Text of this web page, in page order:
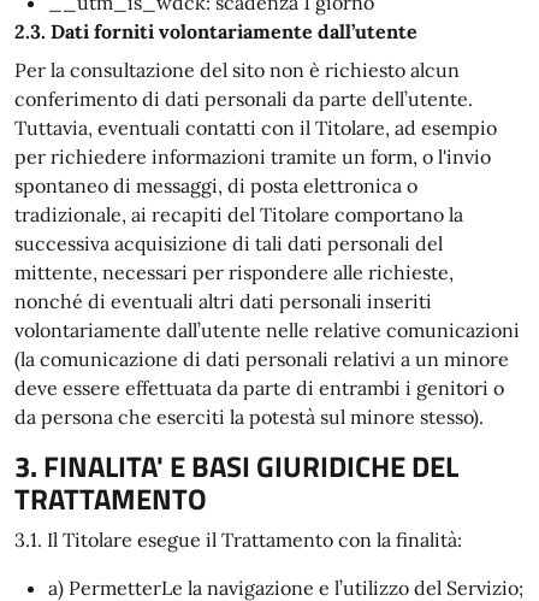
2.3. Dati forniti volontariamente dall’utente
Per la consultazione del sito non è richiesto alcun
conferimento di dati personali da parte dell’utente.
Tuttavia, eventuali contatti con il Titolare, ad esempio
per richiedere informazioni tramite un form, o l'invio
spontaneo di messaggi, di posta elettronica o
tradizionale, ai recapiti del Titolare comportano la
successiva acquisizione di tali dati personali del
mittente, necessari per rispondere alle richieste,
nonché di eventuali altri dati personali inseriti
volontariamente dall’utente nelle relative comunicazioni
(la comunicazione di dati personali relativi a un minore
deve essere effettuata da parte di entrambi i genitori o
da persona che eserciti la potestà sul minore stesso).
3. FINALITA' E BASI GIURIDICHE DEL
TRATTAMENTO
3.1. Il Titolare esegue il Trattamento con la finalità:
a) PermetterLe la navigazione e l’utilizzo del Servizio;